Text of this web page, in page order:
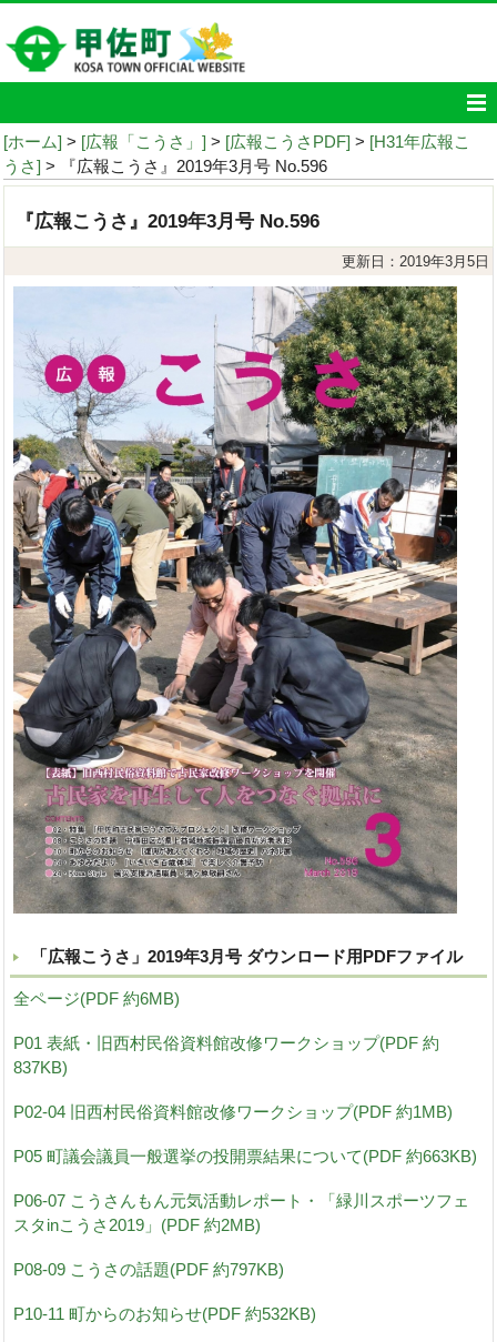
[ホーム] > [広報「こうさ」] > [広報こうさPDF] > [H31年広報こ
うさ] > 『広報こうさ』2019年3月号 No.596
『広報こうさ』2019年3月号 No.596
更新日：2019年3月5日
「広報こうさ」2019年3月号 ダウンロード用PDFファイル
全ページ(PDF 約6MB)
P01 表紙・旧西村民俗資料館改修ワークショップ(PDF 約
837KB)
P02-04 旧西村民俗資料館改修ワークショップ(PDF 約1MB)
P05 町議会議員一般選挙の投開票結果について(PDF 約663KB)
P06-07 こうさんもん元気活動レポート・「緑川スポーツフェ
スタinこうさ2019」(PDF 約2MB)
P08-09 こうさの話題(PDF 約797KB)
P10-11 町からのお知らせ(PDF 約532KB)